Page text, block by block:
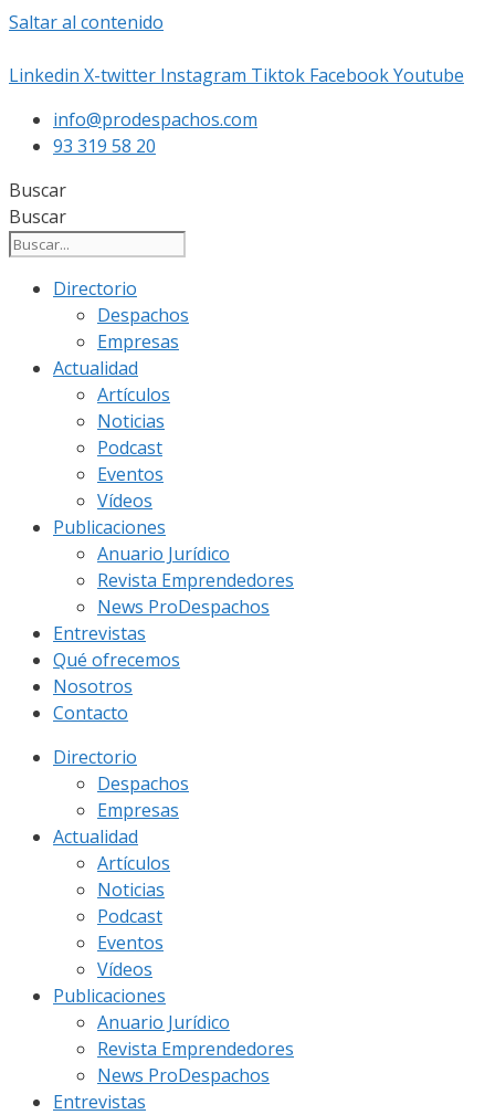
Saltar al contenido
Linkedin X-twitter Instagram Tiktok FacebookYoutube
info@prodespachos.com
93 319 58 20
Buscar
Buscar
Directorio
Despachos
Empresas
Actualidad
Artículos
Noticias
Podcast
Eventos
Vídeos
Publicaciones
Anuario Jurídico
Revista Emprendedores
News ProDespachos
Entrevistas
Qué ofrecemos
Nosotros
Contacto
Directorio
Despachos
Empresas
Actualidad
Artículos
Noticias
Podcast
Eventos
Vídeos
Publicaciones
Anuario Jurídico
Revista Emprendedores
News ProDespachos
Entrevistas